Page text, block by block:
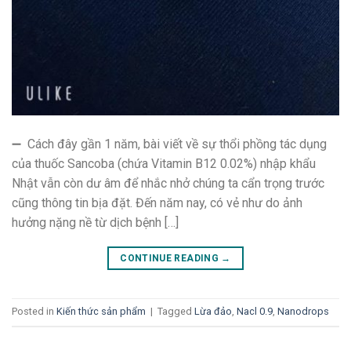
➖ Cách đây gần 1 năm, bài viết về sự thổi phồng tác dụng
của thuốc Sancoba (chứa Vitamin B12 0.02%) nhập khẩu
Nhật vẫn còn dư âm để nhắc nhở chúng ta cẩn trọng trước
cũng thông tin bịa đặt. Đến năm nay, có vẻ như do ảnh
hưởng nặng nề từ dịch bệnh […]
CONTINUE READING →
Posted in Kiến thức sản phẩm | Tagged Lừa đảo, Nacl 0.9, Nanodrops